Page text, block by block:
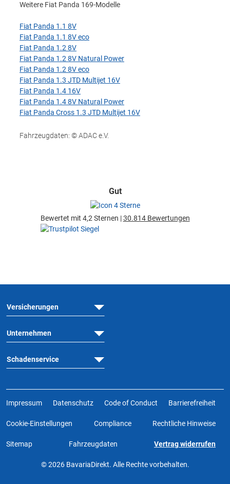
Weitere Fiat Panda 169-Modelle
Fiat Panda 1.1 8V
Fiat Panda 1.1 8V eco
Fiat Panda 1.2 8V
Fiat Panda 1.2 8V Natural Power
Fiat Panda 1.2 8V eco
Fiat Panda 1.3 JTD Multijet 16V
Fiat Panda 1.4 16V
Fiat Panda 1.4 8V Natural Power
Fiat Panda Cross 1.3 JTD Multijet 16V
Fahrzeugdaten: © ADAC e.V.
Gut
Bewertet mit 4,2 Sternen |30.814 Bewertungen
Versicherungen
Unternehmen
Schadenservice
Impressum Datenschutz Code of Conduct Barrierefreiheit
Cookie-Einstellungen Compliance Rechtliche Hinweise
Sitemap Fahrzeugdaten Vertrag widerrufen
© 2026 BavariaDirekt. Alle Rechte vorbehalten.